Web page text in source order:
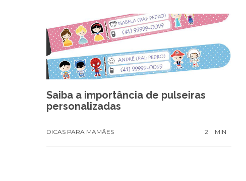
Saiba a importância de pulseiras
personalizadas
DICAS PARA MAMÃES 2 MIN